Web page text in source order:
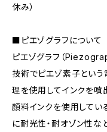
休み）
■ピエゾグラフについて
ピエゾグラフ（
技術でピエゾ素子とい
理を使用してインクを噴
顔料インクを使用してい
に耐光性・耐オゾン性な